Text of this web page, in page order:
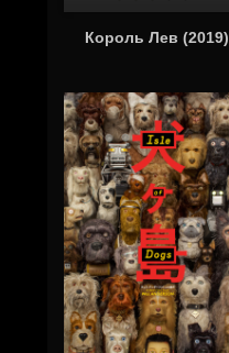
Король Лев (2019)